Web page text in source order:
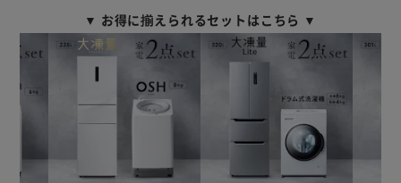
［マルチケース］
かさばりがちな野菜などをすっきり収納。
◆使いやすい便利な機能
［タッチパネルで温度調整］
冷蔵室・冷凍室それぞれ、温度調整やモード変更が可能。
食材の量や庫内温度に合わせて最適に設定できます。
［急冷モード搭載 冷蔵室／冷凍室］
▼ お得に揃えられるセットはこちら ▼